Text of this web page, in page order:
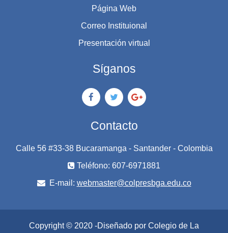
Página Web
Correo Instituional
Presentación virtual
Síganos
Contacto
Calle 56 #33-38 Bucaramanga - Santander - Colombia
Teléfono: 607-6971881
E-mail: webmaster@colpresbga.edu.co
Copyright © 2020 -Diseñado por Colegio de La